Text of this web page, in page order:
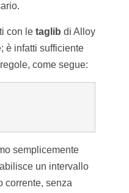
con le taglib di Alloy
è infatti sufficiente
come segue:
semplicemente
un intervallo
corrente, senza